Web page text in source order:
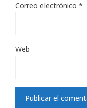
Correo electrónico *
Web